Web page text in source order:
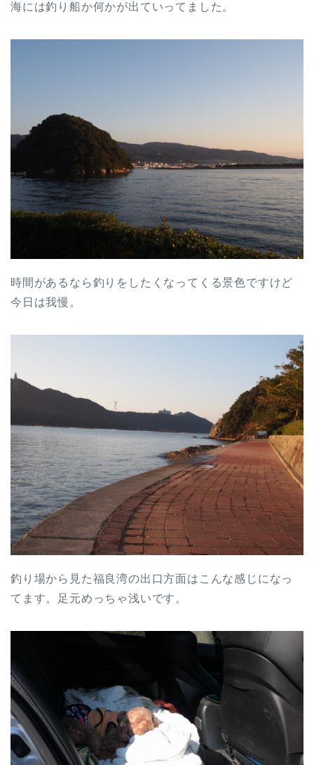
海には釣り船か何かが出ていってました。
時間があるなら釣りをしたくなってくる景色ですけど
今日は我慢。
釣り場から見た福良湾の出口方面はこんな感じになっ
てます。足元めっちゃ浅いです。